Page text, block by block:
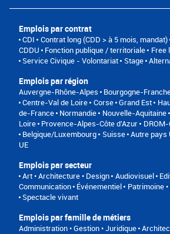
Emplois par contrat
CDI Contrat long (CDD > à 5 mois, mandat)
CDDU
Fonction publique / territoriale
Free
Service Civique - Volontariat
Stage
Emplois par région
Auvergne-Rhône-Alpes Bourgogne-
Centre-Val de Loire Corse Grand Est
de-France Normandie Nouvelle-Aquitaine
Loire Provence-Alpes-Côte d'Azur
Belgique/Luxembourg
Suisse Autre pays
UE
Emplois par secteur
Art • Architecture • Design Audiovisuel
Communication Événementiel
Patrimoine
Spectacle vivant
Emplois par famille de métiers
Administration • Gestion • Juridique